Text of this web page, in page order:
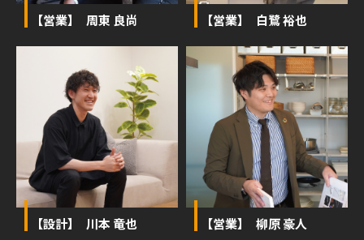
【営業】 周東 良尚 【営業】 白鷺 裕也
【設計】 川本 竜也 【営業】 柳原 豪人